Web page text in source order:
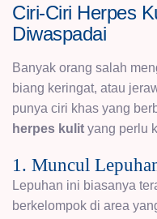
Ciri-Ciri Herpes
Diwaspadai
Banyak orang salah
biang keringat, atau
punya ciri khas yang
herpes kulit yang perlu
1. Muncul
Lepuhan ini biasanya
berkelompok di area